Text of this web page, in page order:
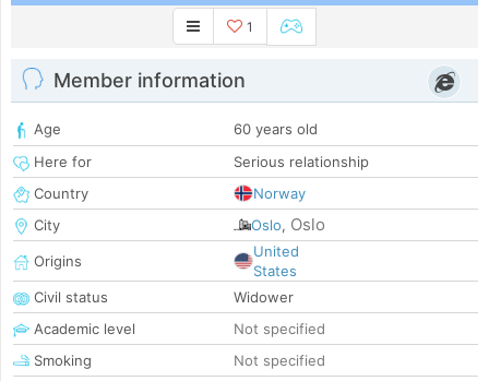
1
Member information
Age
60 years old
Here for
Serious relationship
Country
Norway
City
Oslo, Oslo
Origins
United
States
Civil status
Widower
Academic level
Not specified
Smoking
Not specified